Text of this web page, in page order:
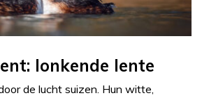
lonkende lente
de lucht suizen. Hun witte,